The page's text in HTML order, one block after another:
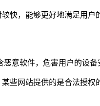
快，能够更好地满足用户
意软件，危害用户的设备
些网站提供的是合法授权